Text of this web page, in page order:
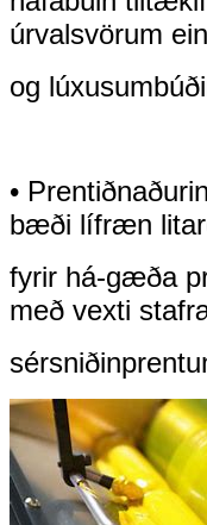
úrvalsvörum
og lúxus
•
bæði lífræn
fyrir há-gæða
með vexti
sérsniðin